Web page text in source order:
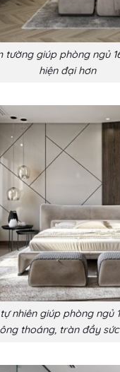
tường giúp phòng ngủ
hiện đại hơn
nhiên giúp phòng ngủ
thoáng, tràn đầy